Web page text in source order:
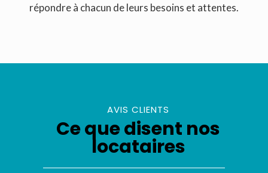
répondre à chacun de leurs besoins et attentes.
AVIS CLIENTS
Ce que disent nos
locataires